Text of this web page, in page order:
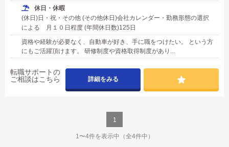
休日・休暇
(休日)日・祝・その他 (その他休日)会社カレンダー・勤務形態の選択
による 月１０日程度 (年間休日数)125日
資格や経験が必要なく、自動車が好き、手に職をつけたい。 という方
にもご活躍頂けます。 研修制度や資格取得制度があり...
転職サポートの
ご相談はこちら
詳細をみる
1
1〜4件を表示中 （全4件中）